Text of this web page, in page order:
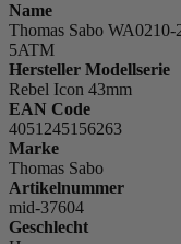
Name
Thomas Sabo
5ATM
Hersteller Modellserie
Rebel Icon 43mm
EAN Code
4051245156263
Marke
Thomas Sabo
Artikelnummer
mid-37604
Geschlecht